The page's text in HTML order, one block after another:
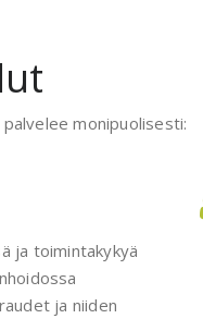
monipuolisesti:
ja toimintakykyä
ja niiden